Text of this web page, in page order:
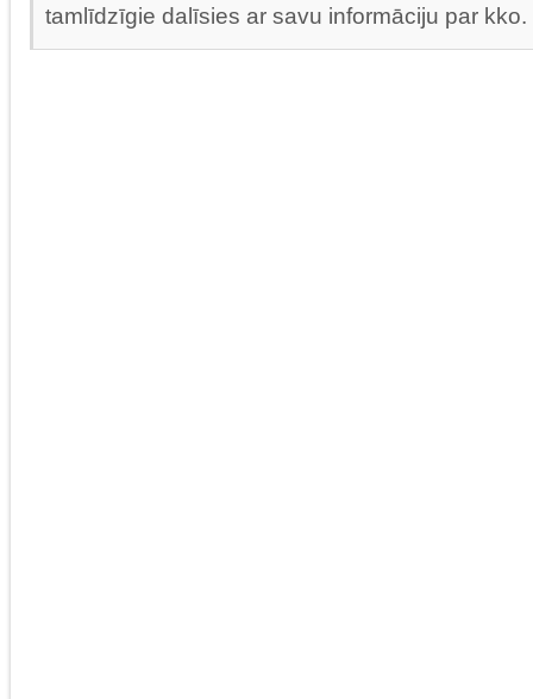
tamlīdzīgie dalīsies ar savu informāciju par kko.